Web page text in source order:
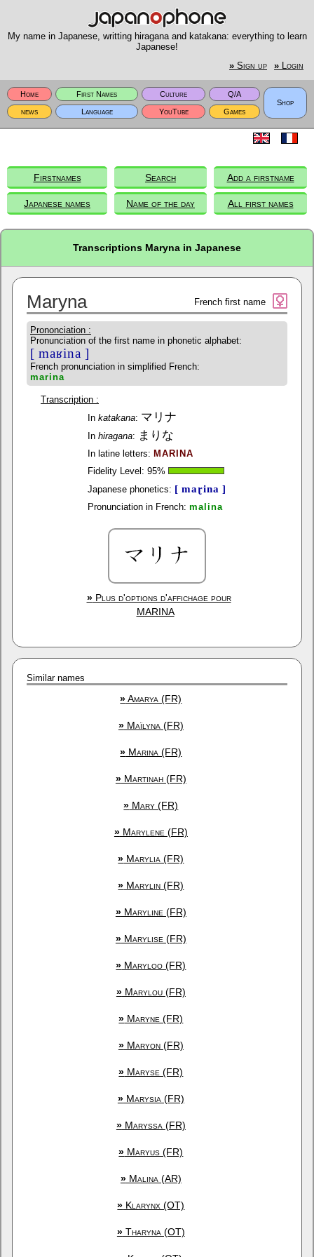
My name in Japanese, writting hiragana and katakana: everything to learn
Japanese!
» Sign up » Login
Home First Names Culture
Q/A
Shop
news
Language YouTube Games
Firstnames Search Add a firstname
Japanese names Name of the day All first names
Transcriptions Maryna in Japanese
Maryna French first name
Prononciation :
Pronunciation of the first name in phonetic alphabet:
[ maʁina ]
French pronunciation in simplified French:
marina
Transcription :
In katakana: マリナ
In hiragana: まりな
In latine letters: MARINA
Fidelity Level: 95%
Japanese phonetics: [ maɽina ]
Pronunciation in French: malina
»Plus d'options d'affichage pour
MARINA
Similar names
»Amarya (FR)
»Maïlyna (FR)
» Marina (FR)
»Martinah (FR)
» Mary (FR)
»Marylene (FR)
» Marylia (FR)
» Marylin (FR)
»Maryline (FR)
»Marylise (FR)
» Maryloo (FR)
»Marylou (FR)
» Maryne (FR)
»Maryon (FR)
» Maryse (FR)
»Marysia (FR)
»Maryssa (FR)
» Maryus (FR)
»Malina (AR)
» Klarynx (OT)
»Tharyna (OT)